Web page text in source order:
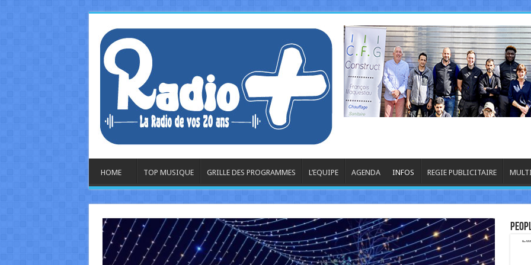
HOME TOP MUSIQUE GRILLE DES PROGRAMMES L’EQUIPE AGENDA INFOS REGIE PUBLICITAIRE